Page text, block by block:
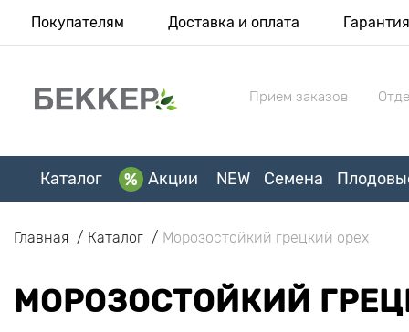
Покупателям Доставка и оплата Гарантия
Прием заказов
Каталог Акции NEW Семена
Главная Каталог Морозостойкий грецкий орех
МОРОЗОСТОЙКИЙ